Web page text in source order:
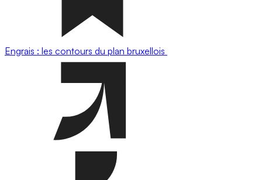
Engrais : les contours du plan bruxellois